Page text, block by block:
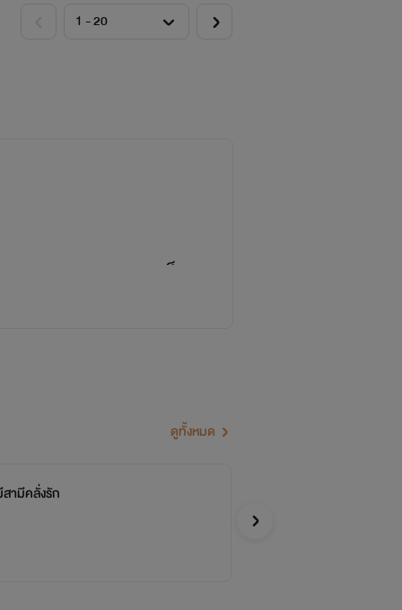
ยากขอบคุณโอกาส
ะให้กำลังใจไรท์
ดูทั้งหมด
ามีคลั่งรัก